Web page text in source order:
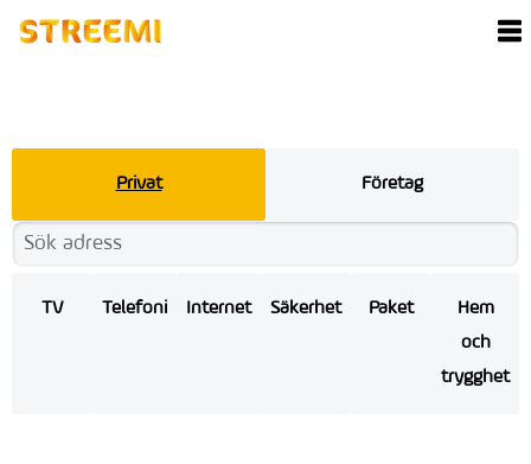
Privat Företag
TV Telefoni Internet Säkerhet Paket
Hem
och
trygghet